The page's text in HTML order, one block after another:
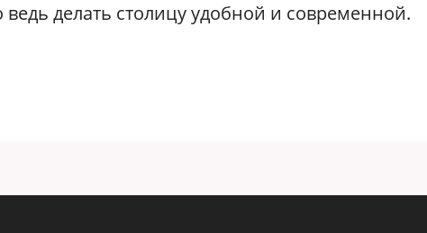
делать столицу удобной и современной.